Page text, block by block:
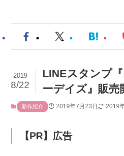
LINEスタンプ
ーデイズ』販売
2019
8/22
新作紹介 2019年7月23日 2019
【PR】広告